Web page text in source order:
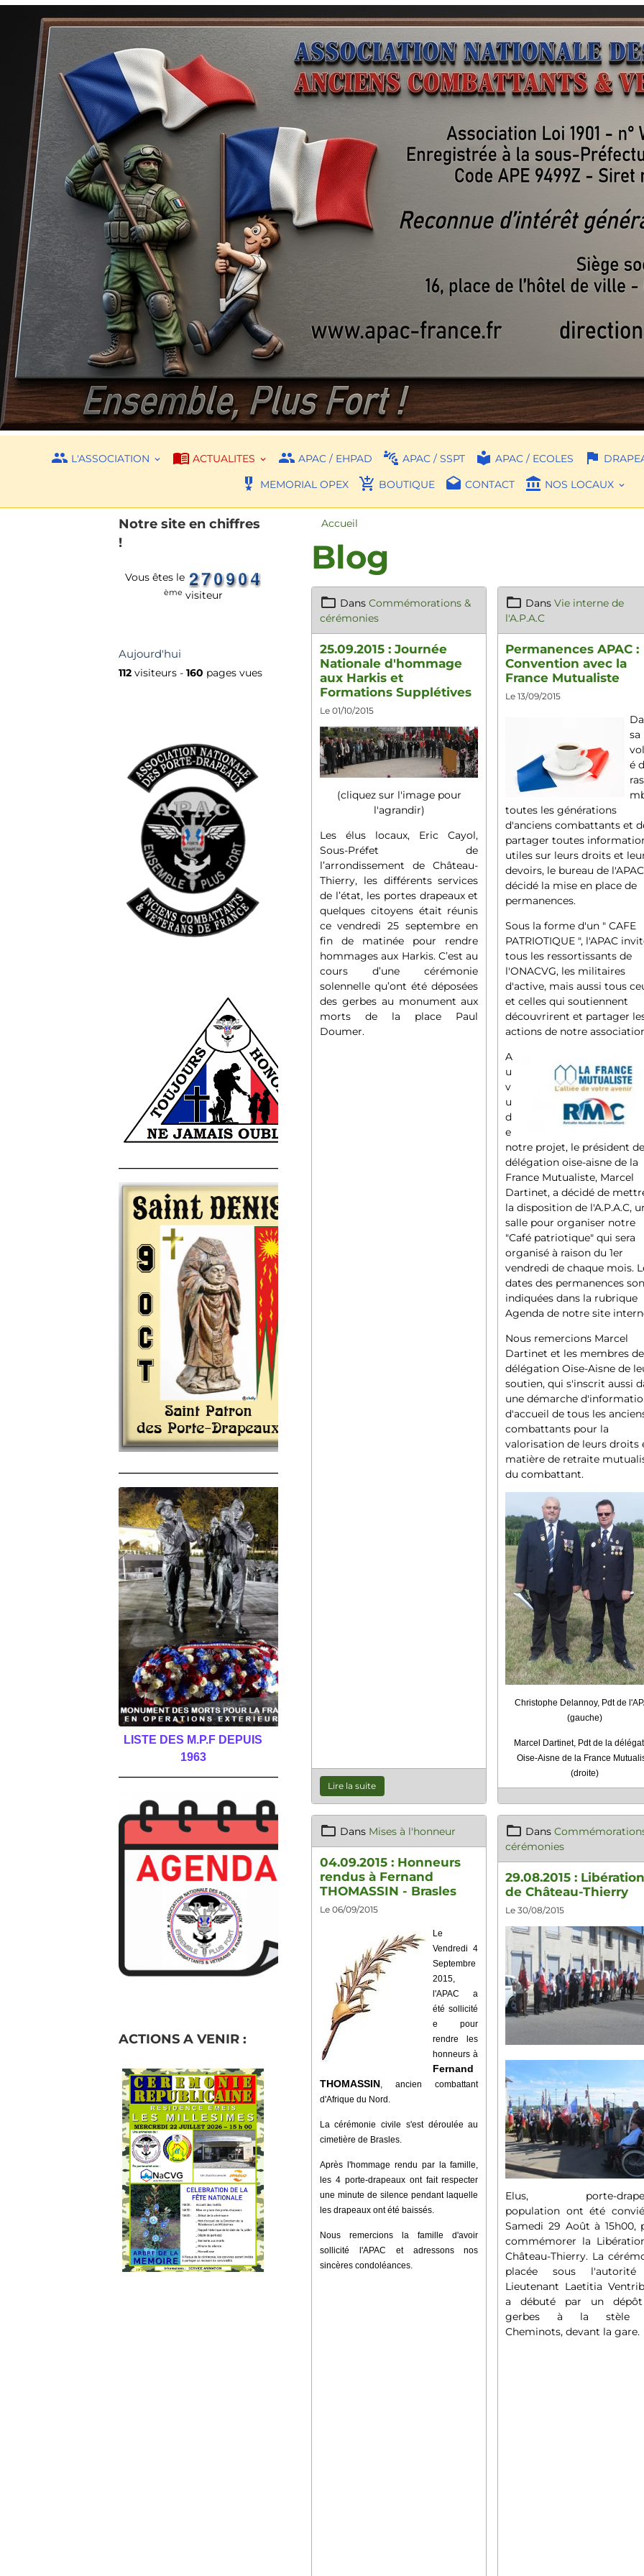
L'ASSOCIATION ACTUALITES APAC / EHPAD APAC / SSPT APAC / ECOLES
MEMORIAL OPEX
BOUTIQUE CONTACT NOS LOCAUX
Accueil
Blog
Dans Commémorations &
cérémonies
25.09.2015 : Journée
Nationale d'hommage
aux Harkis et
Formations Supplétives
Le 01/10/2015
(cliquez sur l'image pour
l'agrandir)
Les élus locaux, Eric Cayol,
Sous-Préfet de
l’arrondissement de Château-
Thierry, les différents services
de l’état, les portes drapeaux et
quelques citoyens était réunis
ce vendredi 25 septembre en
fin de matinée pour rendre
hommages aux Harkis. C’est au
cours d’une cérémonie
solennelle qu’ont été déposées
des gerbes au monument aux
morts de la place Paul
Doumer.
Lire la suite
DansVie interne de
l'A.P.A.C
Permanences APAC :
Convention avec la
France Mutualiste
Le 13/09/2015
sa
é
toutes les générations
d'anciens combattants et
partager toutes
utiles sur leurs droits et
devoirs, le bureau de
décidé la mise en place de
permanences.
Sous la forme d'un " CAFE
PATRIOTIQUE ", l'APAC
tous les ressortissants de
l'ONACVG, les militaires
d'active, mais aussi tous
et celles qui soutiennent
découvrirent et partager
actions de notre
A
u
v
u
d
e
notre projet, le président
délégation oise-aisne de la
France Mutualiste, Marcel
Dartinet, a décidé de
la disposition de l'A.P.A.C,
salle pour organiser notre
"Café patriotique" qui sera
organisé à raison du 1er
vendredi de chaque mois.
dates des permanences
indiquées dans la rubrique
Agenda de notre site
Nous remercions Marcel
Dartinet et les membres
délégation Oise-Aisne de
soutien, qui s'inscrit aussi
une démarche
d'accueil de tous les
combattants pour la
valorisation de leurs droits
matière de retraite
du combattant.
Christophe Delannoy, Pdt de
(gauche)
Marcel Dartinet, Pdt de la
Oise-Aisne de la France
(droite)
Dans Mises à l'honneur
04.09.2015 : Honneurs
rendus à Fernand
THOMASSIN - Brasles
Le 06/09/2015
Le
Vendredi 4
Septembre
2015,
l'APAC a
été sollicité
e pour
rendre les
honneurs à
Fernand
THOMASSIN , ancien combattant
d'Afrique du Nord.
La cérémonie civile s'est déroulée au
cimetière de Brasles.
Après l'hommage rendu par la famille,
les 4 porte-drapeaux ont fait respecter
une minute de silence pendant laquelle
les drapeaux ont été baissés.
Nous remercions la famille d'avoir
sollicité l'APAC et adressons nos
sincères condoléances.
Dans
cérémonies
29.08.2015 : Libération
de Château-Thierry
Le 30/08/2015
Elus, porte-
population ont été
Samedi 29 Août à 15h00,
commémorer la
Château-Thierry. La
placée sous
Lieutenant Laetitia
a débuté par un
gerbes à la stèle
Cheminots, devant la gare.
Notre site en chiffres
!
Vous êtes le
ème visiteur
Aujourd'hui
112 visiteurs -160 pages vues
LISTE DES M.P.F DEPUIS
1963
ACTIONS A VENIR :